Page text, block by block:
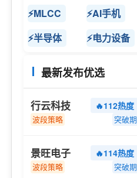
⚡MLCC
⚡AI手机
⚡半导体
⚡电力设备
最新发布优选
行云科技 🔥112热度
波段策略 突破期
景旺电子 🔥114热度
波段策略 突破期